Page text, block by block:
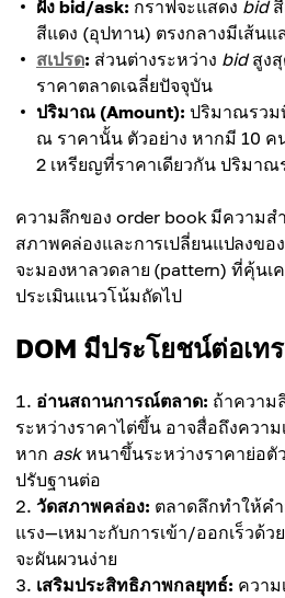
ฝั่ง bid/ask: กราฟจะแสดง bidสี
สีแดง (อุปทาน) ตรงกลางมีเส้นแ
สเปรด: ส่วนต่างระหว่าง bidสูง
ราคาตลาดเฉลี่ยปัจจุบัน
ปริมาณ (Amount): ปริมาณรวม
ณ ราคานั้น ตัวอย่าง หากมี 10
2 เหรียญที่ราคาเดียวกัน ปริมาณ
ความลึกของ order book มีความส
สภาพคล่องและการเปลี่ยนแปลงขอ
จะมองหาลวดลาย (pattern) ที่คุ้นเ
ประเมินแนวโน้มถัดไป
DOM มีประโยชน์ต่อเท
อ่านสถานการณ์ตลาด: ถ้าความ
ระหว่างราคาไต่ขึ้น อาจสื่อถึงควา
หาก askหนาขึ้นระหว่างราคาย่อตั
ปรับฐานต่อ
วัดสภาพคล่อง: ตลาดลึกทำให้ค
แรง—เหมาะกับการเข้า/ออกเร็วด้วย
จะผันผวนง่าย
เสริมประสิทธิภาพกลยุทธ์: ความ